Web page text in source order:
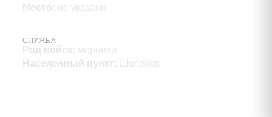
Место: не указано
СЛУЖБА
Род войск: морпехи
Населенный пункт: Шелехов